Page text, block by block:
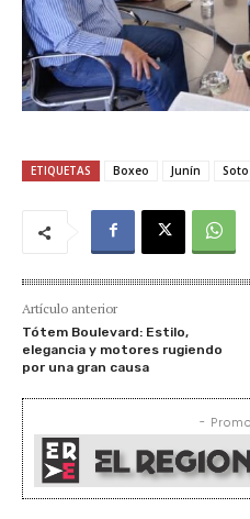
ETIQUETAS Boxeo Junín Soto
Artículo anterior
Tótem Boulevard: Estilo,
elegancia y motores rugiendo
por una gran causa
-